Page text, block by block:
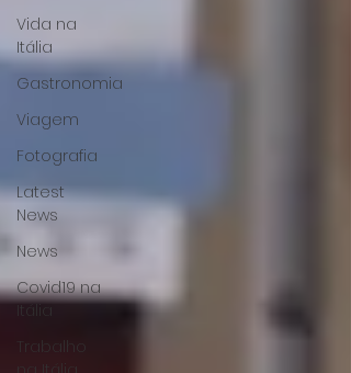
Vida na
Itália
Gastronomia
Viagem
Fotografia
Latest
News
News
Covid19 na
Itália
Trabalho